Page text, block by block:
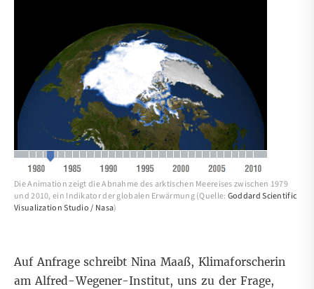
Die Animation zeigt die Abnahme des arktischen Meereises zwischen 1979
und 2010, ein Indikator der globalen Erwärmung (Quelle: Goddard Scientific
Visualization Studio / Nasa)
Auf Anfrage schreibt Nina Maaß, Klimaforscherin
am Alfred-Wegener-Institut, uns zu der Frage,